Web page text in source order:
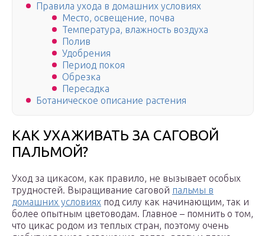
Правила ухода в домашних условиях
Место, освещение, почва
Температура, влажность воздуха
Полив
Удобрения
Период покоя
Обрезка
Пересадка
Ботаническое описание растения
КАК УХАЖИВАТЬ ЗА САГОВОЙ
ПАЛЬМОЙ?
Уход за цикасом, как правило, не вызывает особых
трудностей. Выращивание саговой пальмы в
домашних условиях под силу как начинающим, так и
более опытным цветоводам. Главное – помнить о том,
что цикас родом из теплых стран, поэтому очень